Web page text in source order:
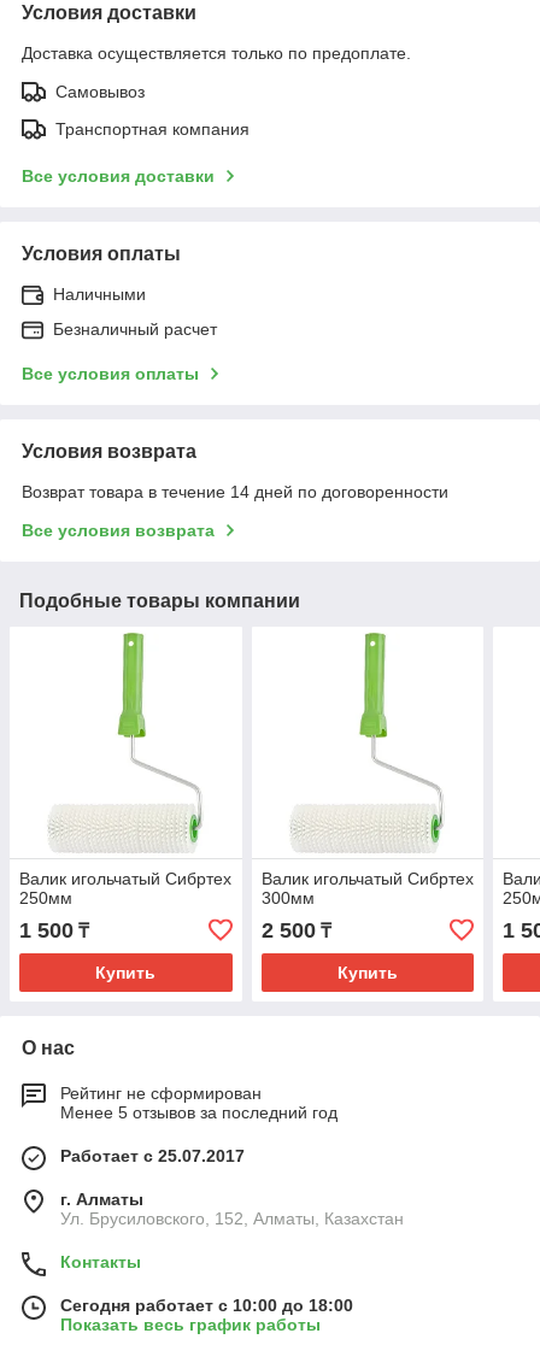
Условия доставки
Доставка осуществляется только по предоплате.
Самовывоз
Транспортная компания
Все условия доставки
Условия оплаты
Наличными
Безналичный расчет
Все условия оплаты
Условия возврата
Возврат товара в течение 14 дней по договоренности
Все условия возврата
Подобные товары компании
Валик игольчатый Сибртех
250мм
1 500 ₸
Купить
Валик игольчатый Сибртех
300мм
2 500₸
Купить
1
О нас
Рейтинг не сформирован
Менее 5 отзывов за последний год
Работает с 25.07.2017
г. Алматы
Ул. Брусиловского, 152, Алматы, Казахстан
Контакты
Сегодня работает с 10:00 до 18:00
Показать весь график работы